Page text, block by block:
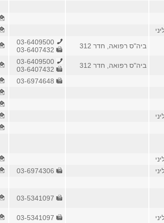
ביה"ס רפואה, חדר 312
ביה"ס רפואה, חדר 312